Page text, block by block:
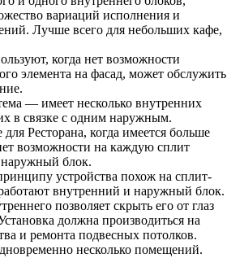
вариаций исполнения и
Лучше всего для небольших кафе,
когда нет возможности
элемента на фасад, может обслужить
— имеет несколько внутренних
в связке с одним наружным.
Ресторана, когда имеется больше
возможности на каждую сплит
блок.
устройства похож на сплит-
внутренний и наружный блок.
позволяет скрыть его от глаз
должна производиться на
и ремонта подвесных потолков.
несколько помещений.